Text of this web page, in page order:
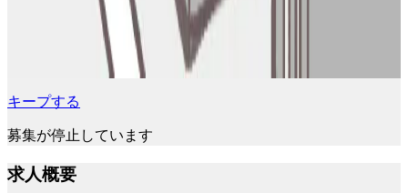
キープする
募集が停止しています
求人概要